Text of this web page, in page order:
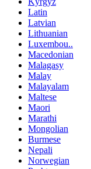
Latin
Latvian
Lithuanian
Luxembou..
Macedonian
Malagasy
Malay
Malayalam
Maltese
Maori
Marathi
Mongolian
Burmese
Nepali
Norwegian